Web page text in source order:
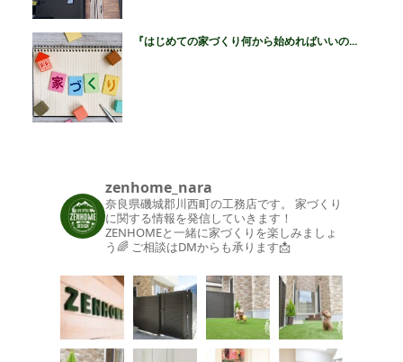
『はじめての家づくり何から始めればいいの...
zenhome_nara
奈良県磯城郡川西町の工務店です。
家づくり
に関する情報を発信していきます！
ZENHOMEと一緒に家づくりを楽しみましょ
う🌈 ご相談はDMからも承ります📩